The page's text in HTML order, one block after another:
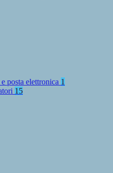
posta elettronica 1
15